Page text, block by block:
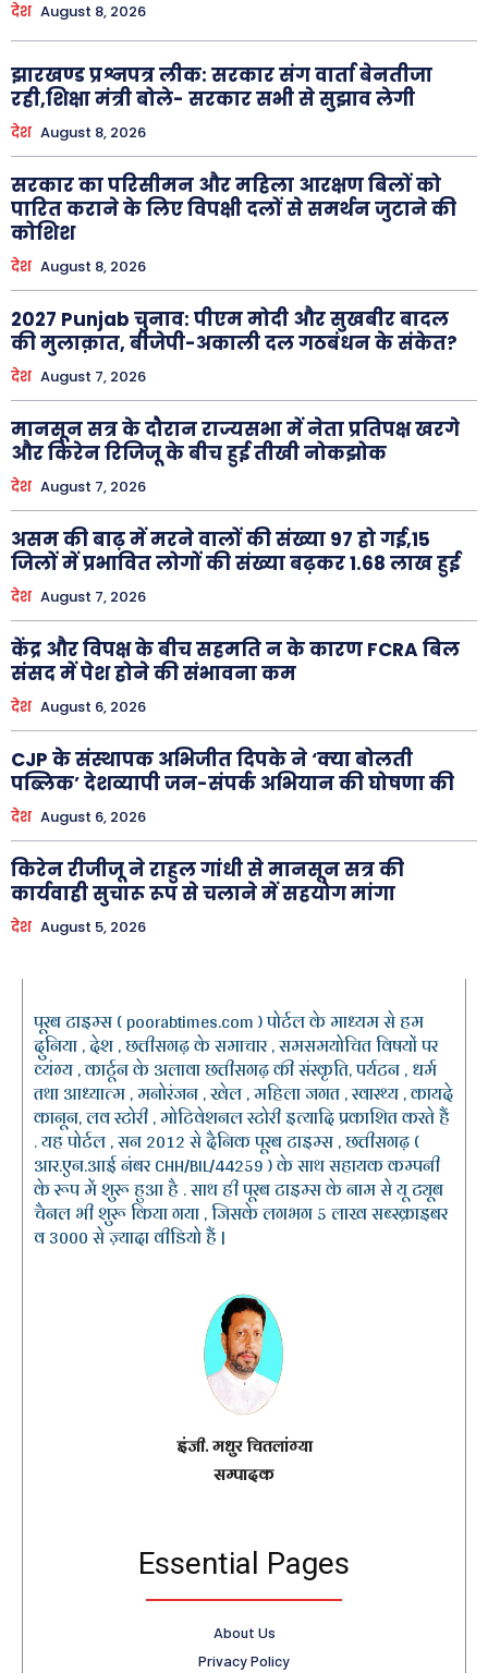
देश August 8, 2026
झारखण्ड प्रश्नपत्र लीक: सरकार संग वार्ता बेनतीजा
रही,शिक्षा मंत्री बोले- सरकार सभी से सुझाव लेगी
देश August 8, 2026
सरकार का परिसीमन और महिला आरक्षण बिलों को
पारित कराने के लिए विपक्षी दलों से समर्थन जुटाने की
कोशिश
देश August 8, 2026
2027 Punjab चुनाव: पीएम मोदी और सुखबीर बादल
की मुलाक़ात, बीजेपी-अकाली दल गठबंधन के संकेत?
देश August 7, 2026
मानसून सत्र के दौरान राज्यसभा में नेता प्रतिपक्ष खरगे
और किरेन रिजिजू के बीच हुई तीखी नोकझोक
देश August 7, 2026
असम की बाढ़ में मरने वालों की संख्या 97 हो गई,15
जिलों में प्रभावित लोगों की संख्या बढ़कर 1.68 लाख हुई
देश August 7, 2026
केंद्र और विपक्ष के बीच सहमति न के कारण FCRA बिल
संसद में पेश होने की संभावना कम
देश August 6, 2026
CJP के संस्थापक अभिजीत दिपके ने ‘क्या बोलती
पब्लिक’ देशव्यापी जन-संपर्क अभियान की घोषणा की
देश August 6, 2026
किरेन रीजीजू ने राहुल गांधी से मानसून सत्र की
कार्यवाही सुचारू रूप से चलाने में सहयोग मांगा
देश August 5, 2026
पूरब टाइम्स ( poorabtimes.com ) पोर्टल के माध्यम से हम
दुनिया , देश , छत्तीसगढ़ के समाचार , समसमयोचित विषयों पर
व्यंग्य , कार्टून के अलावा छत्तीसगढ़ की संस्कृति, पर्यटन , धर्म
तथा आध्यात्म , मनोरंजन , खेल , महिला जगत , स्वास्थ्य , कायदे
कानून, लव स्टोरी , मोटिवेशनल स्टोरी इत्यादि प्रकाशित करते हैं
. यह पोर्टल , सन 2012 से दैनिक पूरब टाइम्स , छत्तीसगढ़ (
आर.एन.आई नंबर CHH/BIL/44259 ) के साथ सहायक कम्पनी
के रूप में शुरू हुआ है . साथ ही पूरब टाइम्स के नाम से यू ट्यूब
चैनल भी शुरू किया गया , जिसके लगभग 5 लाख सब्स्क्राइबर
व 3000 से ज़्यादा वीडियो हैं |
इंजी. मधुर चितलांग्या
सम्पादक
Essential Pages
About Us
Privacy Policy